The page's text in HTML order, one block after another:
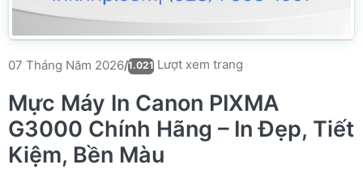
07 Tháng Năm 2026/1.021 Lượt xem trang
Mực Máy In Canon PIXMA
G3000 Chính Hãng – In Đẹp, Tiết
Kiệm, Bền Màu